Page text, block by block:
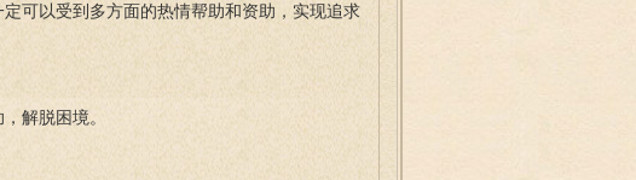
可以受到多方面的热情帮助和资助，实现追求
解脱困境。